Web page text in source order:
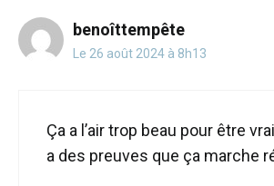
benoîttempête
Le 26 août 2024 à 8h13
Ça a l’air trop beau pour être
a des preuves que ça marche